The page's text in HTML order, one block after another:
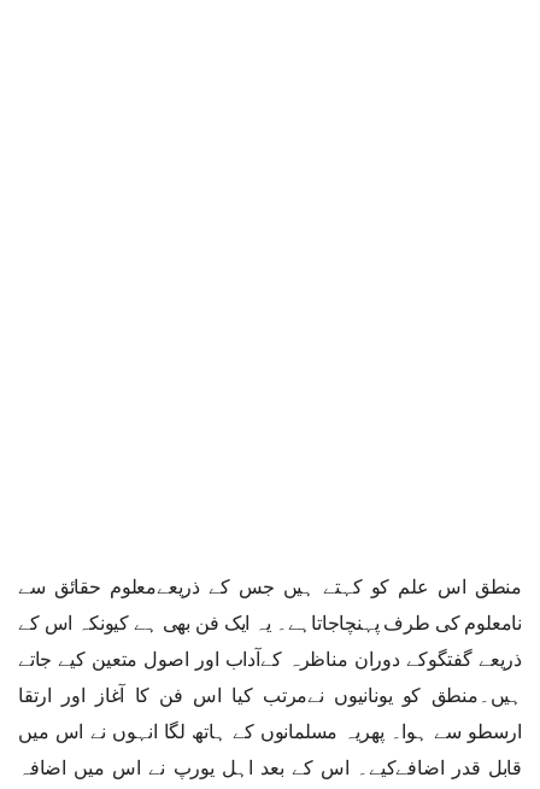
منطق اس علم کو کہتے ہیں جس کے ذریعےمعلوم حقائق سے
نامعلوم کی طرف پہنچاجاتاہے۔ یہ ایک فن بھی ہے کیونکہ اس کے
ذریعے گفتگوکے دوران مناظرہ کےآداب اور اصول متعین کیے جاتے
ہیں۔منطق کو یونانیوں نےمرتب کیا اس فن کا آغاز اور ارتقا
ارسطو سے ہوا۔ پھریہ مسلمانوں کے ہاتھ لگا انہوں نے اس میں
قابل قدر اضافےکیے۔ اس کے بعد اہل یورپ نے اس میں اضافہ